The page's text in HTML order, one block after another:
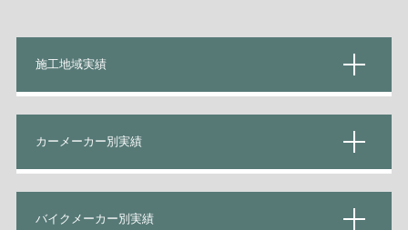
施工地域実績
カーメーカー別実績
バイクメーカー別実績